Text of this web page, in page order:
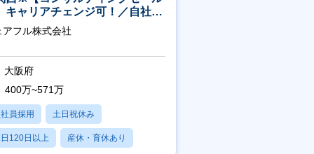
キャリアチェンジ可！／自社サ
ス『シェアフル』の営業
アフル株式会社
大阪府
400万~571万
員採用 土日祝休み
120日以上 産休・育休あり